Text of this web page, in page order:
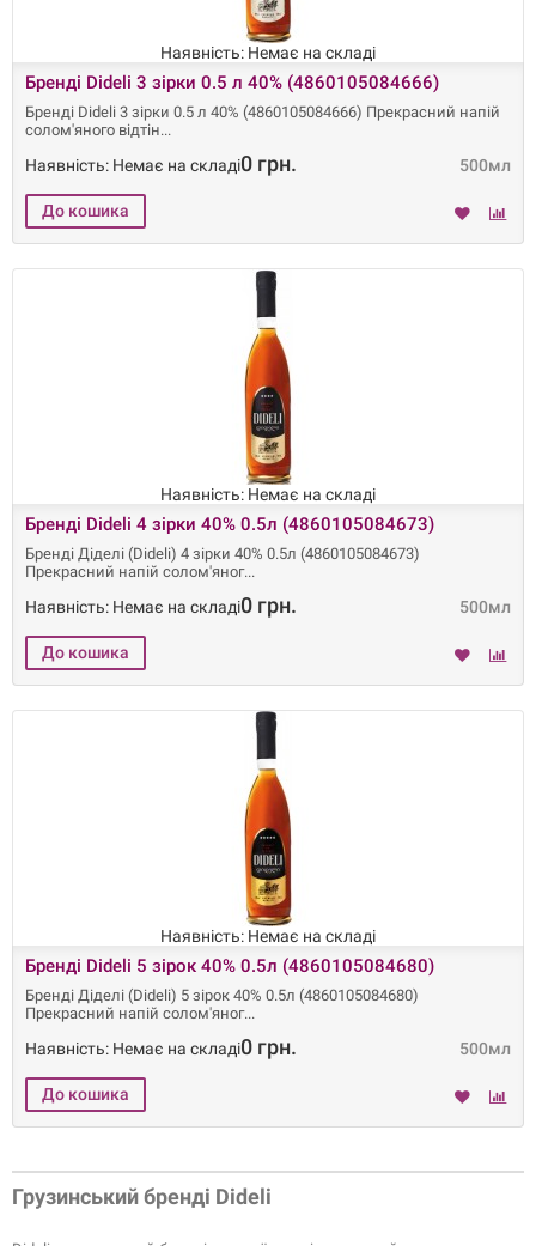
Наявність: Немає на складі
Бренді Dideli 3 зірки 0.5 л 40% (4860105084666)
Бренді Dideli 3 зірки 0.5 л 40% (4860105084666) Прекрасний напій
солом'яного відтін
500мл
Наявність: Немає на складі0 грн.
Наявність: Немає на складі
Бренді Dideli 4 зірки 40% 0.5л (4860105084673)
Бренді Діделі (Dideli) 4 зірки 40% 0.5л (4860105084673)
Прекрасний напій солом'яног
500мл
Наявність: Немає на складі0 грн.
Наявність: Немає на складі
Бренді Dideli 5 зірок 40% 0.5л (4860105084680)
Бренді Діделі (Dideli) 5 зірок 40% 0.5л (4860105084680)
Прекрасний напій солом'яног
500мл
Наявність: Немає на складі0 грн.
Грузинський бренді Dideli